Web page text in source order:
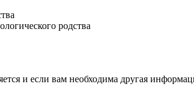
родства
и если вам необходима другая